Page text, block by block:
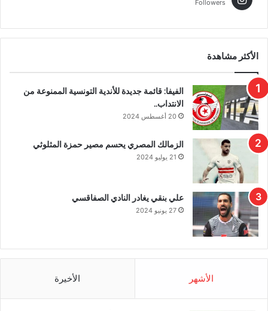
Followers
الأكثر مشاهدة
الفيفا: قائمة جديدة للأندية التونسية الممنوعة من
الانتداب..
20 أغسطس 2024
الزمالك المصري يحسم مصير حمزة المثلوثي
21 يوليو 2024
علي بنقي يغادر النادي الصفاقسي
27 يونيو 2024
الأشهر الأخيرة